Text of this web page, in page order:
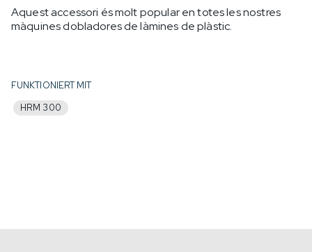
Aquest accessori és molt popular en totes les nostres
màquines dobladores de làmines de plàstic.
FUNKTIONIERT MIT
HRM 300